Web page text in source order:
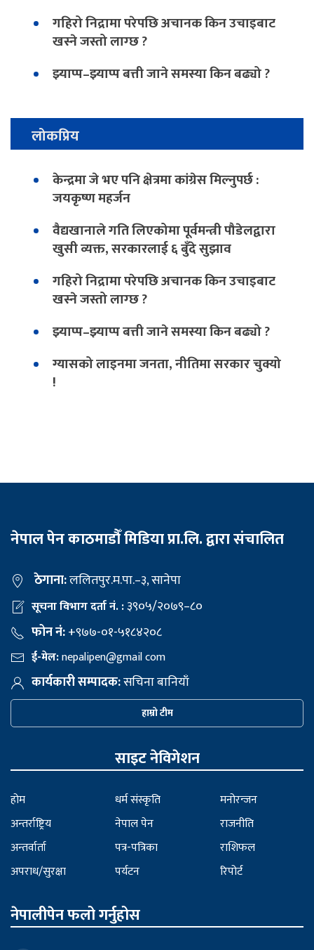
गहिरो निद्रामा परेपछि अचानक किन उचाइबाट
खस्ने जस्तो लाग्छ ?
झ्याप्प–झ्याप्प बत्ती जाने समस्या किन बढ्यो ?
लोकप्रिय
केन्द्रमा जे भए पनि क्षेत्रमा कांग्रेस मिल्नुपर्छ :
जयकृष्ण महर्जन
वैद्यखानाले गति लिएकोमा पूर्वमन्त्री पौडेलद्वारा
खुसी व्यक्त, सरकारलाई ६ बुँदे सुझाव
गहिरो निद्रामा परेपछि अचानक किन उचाइबाट
खस्ने जस्तो लाग्छ ?
झ्याप्प–झ्याप्प बत्ती जाने समस्या किन बढ्यो ?
ग्यासको लाइनमा जनता, नीतिमा सरकार चुक्यो
!
नेपाल पेन काठमाडौँ मिडिया प्रा.लि. द्वारा संचालित
ठेगाना:ललितपुर.म.पा.–३, सानेपा
सूचना विभाग दर्ता नं. :३९०५/२०७९–८०
फोन नं:+९७७-०१-५१८४२०८
ई-मेल:nepalipen@gmail com
कार्यकारी सम्पादक:सचिना बानियाँ
हाम्रो टीम
साइट नेविगेशन
होम
अन्तर्राष्ट्रिय
अन्तर्वार्ता
अपराध/सुरक्षा
धर्म संस्कृति
नेपाल पेन
पत्र-पत्रिका
पर्यटन
मनोरन्जन
राजनीति
राशिफल
रिपोर्ट
नेपालीपेन फलो गर्नुहोस